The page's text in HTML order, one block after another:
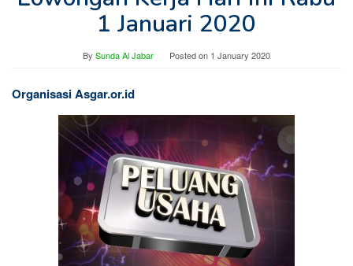
1 Januari 2020
By Sunda Al Jabar Posted on 1 January 2020
Organisasi Asgar.or.id